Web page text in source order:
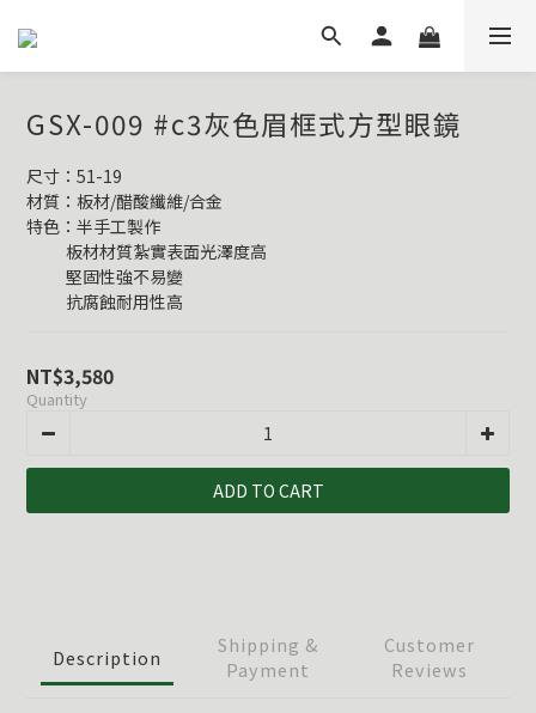
GSX-009 #c3灰色眉框式方型眼鏡
尺寸：51-19
材質：板材/醋酸纖維/合金
特色：半手工製作
           板材材質紮實表面光澤度高
           堅固性強不易變
           抗腐蝕耐用性高
NT$3,580
Quantity
ADD TO CART
Description
Shipping &
Payment
Customer
Reviews